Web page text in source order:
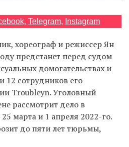
, Telegram, Instagram
хореограф и режиссер Ян
предстанет перед судом
домогательствах и
12 сотрудников его
Troubleyn. Уголовный
рассмотрит дело в
марта и 1 апреля 2022-го.
до пяти лет тюрьмы,